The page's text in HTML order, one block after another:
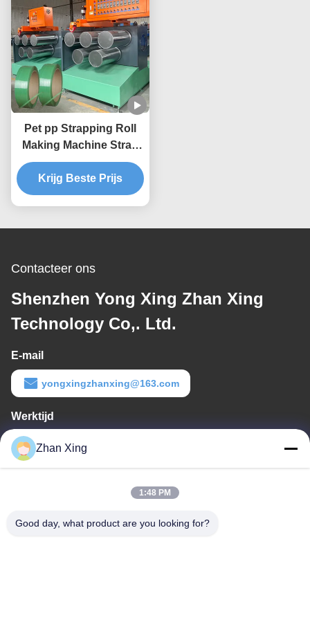
Pet pp Strapping Roll
Making Machine Strap
Band Packing Tape
Strip Productie
Extrusielijn
Krijg Beste Prijs
Contacteer ons
Shenzhen Yong Xing Zhan Xing
Technology Co,. Ltd.
E-mail
yongxingzhanxing@163.com
Werktijd
8:00-20:00
Ons adres
de bijlage bij Verordening (EG) nr. 1225/2009 vermelde
Zhan Xing
1:48 PM
Good day, what product are you looking for?